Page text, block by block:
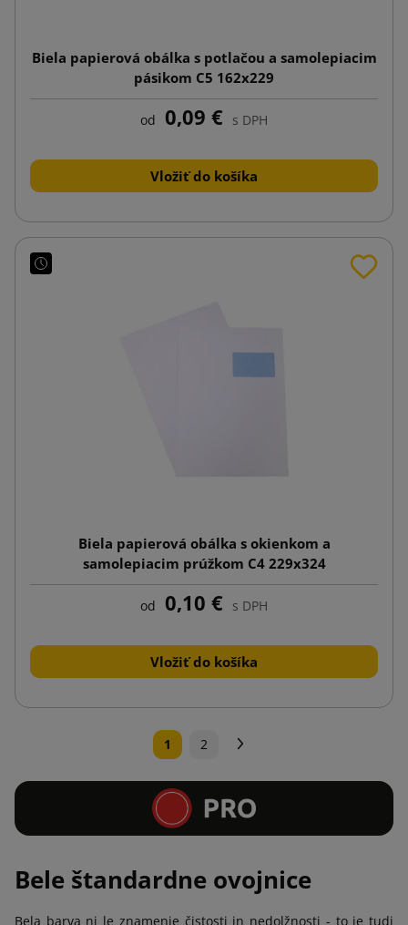
Biela papierová obálka s potlačou a samolepiacim
pásikom C5 162x229
od 0,09 € s DPH
Vložiť do košíka
Biela papierová obálka s okienkom a
samolepiacim prúžkom C4 229x324
od 0,10 € s DPH
Vložiť do košíka
1 2
Bele štandardne ovojnice
Bela barva ni le znamenje čistosti in nedolžnosti - to je tudi